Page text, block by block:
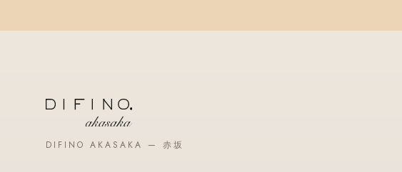
DIFINO AKASAKA — 赤坂